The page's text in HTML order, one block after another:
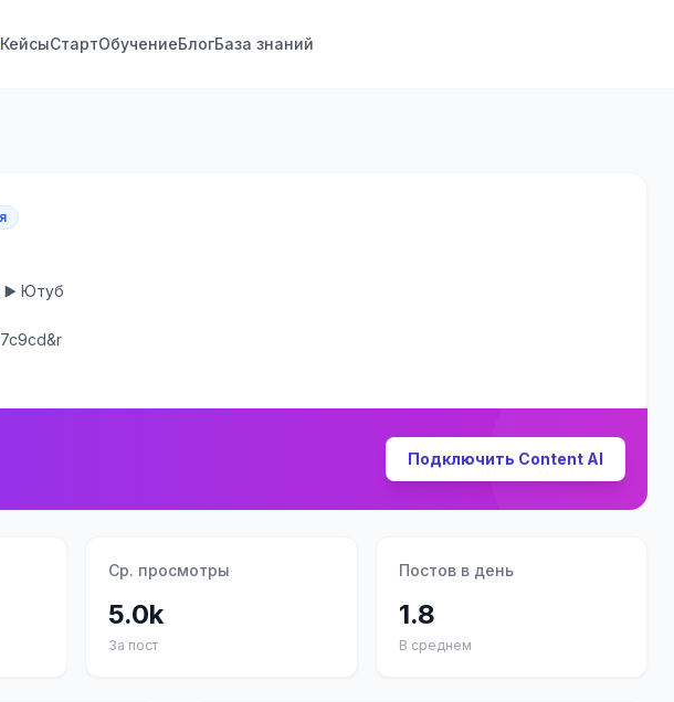
КейсыСтартОбучениеБлогБаза знаний
▶️ Ютуб
Подключить Content AI
Ср. просмотры
5.0k
За пост
Постов в день
1.8
В среднем